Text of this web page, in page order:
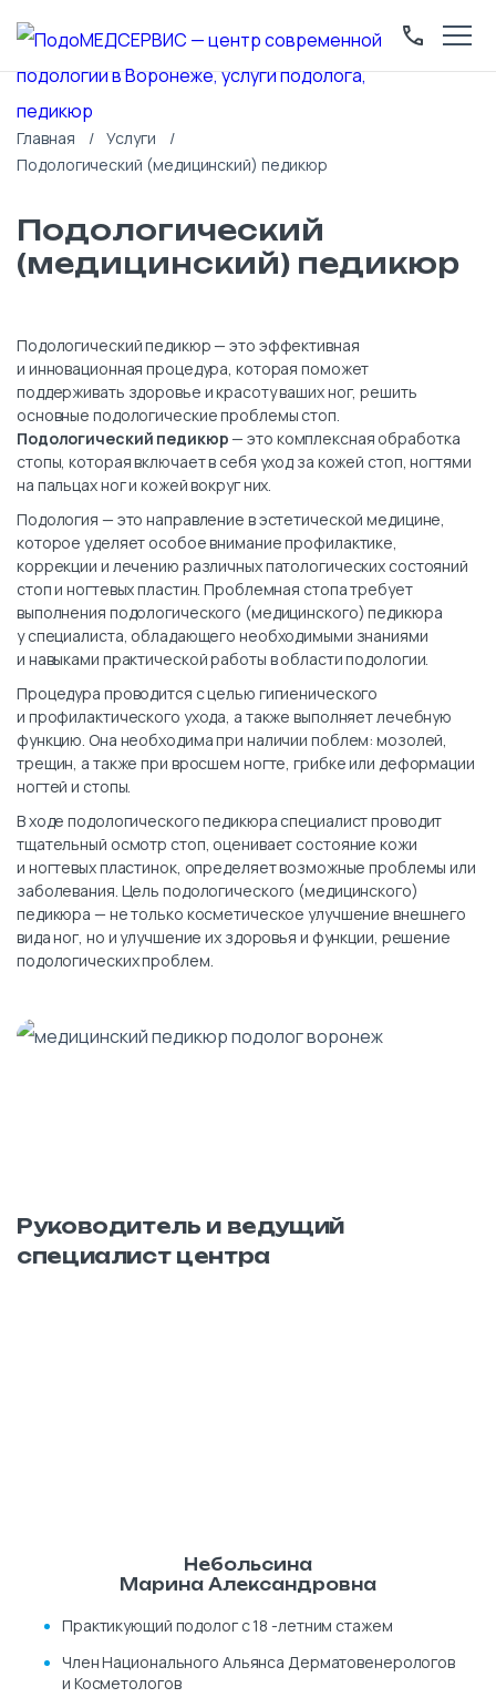
Главная
Услуги
Подологический (медицинский) педикюр
Подологический
(медицинский) педикюр
Подологический педикюр — это эффективная
и инновационная процедура, которая поможет
поддерживать здоровье и красоту ваших ног, решить
основные подологические проблемы стоп.
Подологический педикюр— это комплексная обработка
стопы, которая включает в себя уход за кожей стоп, ногтями
на пальцах ног и кожей вокруг них.
Подология — это направление в эстетической медицине,
которое уделяет особое внимание профилактике,
коррекции и лечению различных патологических состояний
стоп и ногтевых пластин. Проблемная стопа требует
выполнения подологического (медицинского) педикюра
у специалиста, обладающего необходимыми знаниями
и навыками практической работы в области подологии.
Процедура проводится с целью гигиенического
и профилактического ухода, а также выполняет лечебную
функцию. Она необходима при наличии поблем: мозолей,
трещин, а также при вросшем ногте, грибке или деформации
ногтей и стопы.
В ходе подологического педикюра специалист проводит
тщательный осмотр стоп, оценивает состояние кожи
и ногтевых пластинок, определяет возможные проблемы или
заболевания. Цель подологического (медицинского)
педикюра — не только косметическое улучшение внешнего
вида ног, но и улучшение их здоровья и функции, решение
подологических проблем.
Руководитель и ведущий
специалист центра
Небольсина
Марина Александровна
Практикующий подолог с 18 -летним стажем
Член Национального Альянса Дерматовенерологов
и Косметологов